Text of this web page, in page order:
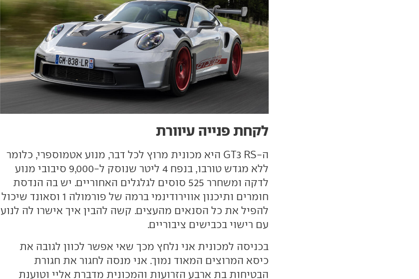
לקחת פנייה עיוורת
ה-GT3 RS היא מכונית מרוץ לכל דבר, מנוע אטמוספרי, כלומר
ללא מגדש טורבו, בנפח 4 ליטר שנוסק ל-9,000 סיבובי מנוע
לדקה ומשחרר 525 סוסים לגלגלים האחוריים. יש בה הנדסת
חומרים ותיכנון אווירודינמי ברמה של פורמולה 1 וסאונד שיכול
להפיל את כל הסנאים מהעצים. קשה להבין איך אישרו לה לנוע
עם רישוי בכבישים ציבוריים.
בכניסה למכונית אני נלחץ מכך שאי אפשר לכוון לגובה את
כיסא המרוצים המאוד נמוך. אני מנסה לחגור את חגורת
הבטיחות בת ארבע הזרועות והמכונית מדברת אליי וטוענת